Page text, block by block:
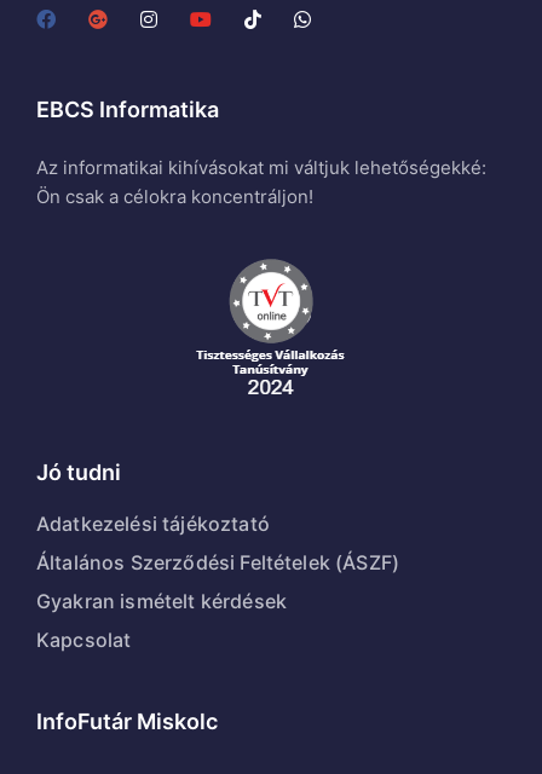
EBCS Informatika
Az informatikai kihívásokat mi váltjuk lehetőségekké:
Ön csak a célokra koncentráljon!
Jó tudni
Adatkezelési tájékoztató
Általános Szerződési Feltételek (ÁSZF)
Gyakran ismételt kérdések
Kapcsolat
InfoFutár Miskolc